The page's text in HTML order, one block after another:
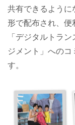
共有できるように
形で配布され、
「デジタルトラ
ジメント」へのコ
す。